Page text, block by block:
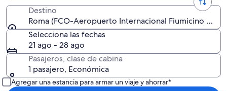
Destino
Roma (FCO-Aeropuerto Internacional Fiumicino -
Selecciona las fechas
21 ago - 28 ago
Pasajeros, clase de cabina
1 pasajero, Económica
Agregar una estancia para armar un viaje y ahorrar*